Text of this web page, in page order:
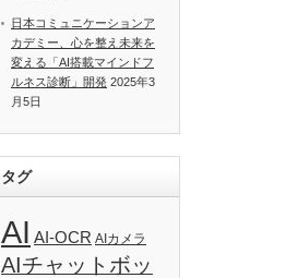
日本コミュニケーションア
カデミー、心を整え未来を
変える「AI搭載マインドフ
ルネス診断」開発 2025年3
月5日
タグ
AI AI-OCR AIカメラ
AIチャットボッ